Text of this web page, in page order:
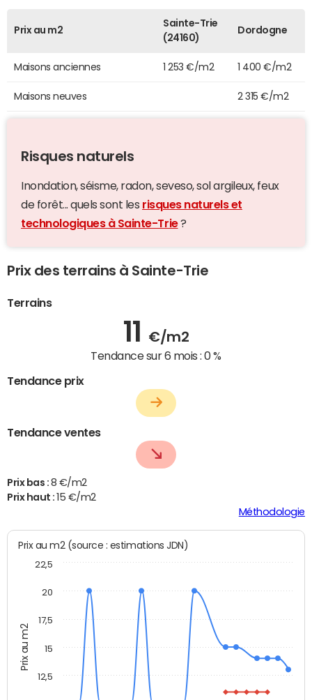
Prix au m2
Sainte-Trie
(24160)
Dordogne
Maisons anciennes 1 253 €/m2 1 400 €/m2
Maisons neuves 2 315 €/m2
Risques naturels
Inondation, séisme, radon, seveso, sol argileux, feux
de forêt... quels sont les risques naturels et
technologiques à Sainte-Trie?
Prix des terrains à Sainte-Trie
Terrains
11 €/m2
Tendance sur 6 mois :0 %
Tendance prix
Tendance ventes
Prix bas : 8 €/m2
Prix haut : 15 €/m2
Méthodologie
Prix au m2
Prix au m2 (source : estimations JDN)
12,5
15
17,5
20
22,5